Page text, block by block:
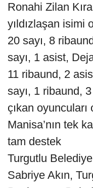
Ronahi Zilan
yıldızlaşan isimi
20 sayı, 8
sayı, 1 asist,
11 ribaund, 2
sayı, 1 ribaund,
çıkan oyuncuları
Manisa’nın tek
tam destek
Turgutlu
Sabriye Akın,